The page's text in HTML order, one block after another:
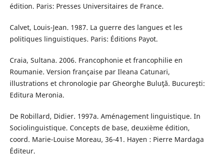
édition. Paris: Presses Universitaires de France.
Calvet, Louis-Jean. 1987. La guerre des langues et les
politiques linguistiques. Paris: Éditions Payot.
Craia, Sultana. 2006. Francophonie et francophilie en
Roumanie. Version française par Ileana Catunari,
illustrations et chronologie par Gheorghe Buluţă. Bucureşti:
Editura Meronia.
De Robillard, Didier. 1997a. Aménagement linguistique. In
Sociolinguistique. Concepts de base, deuxième édition,
coord. Marie-Louise Moreau, 36-41. Hayen : Pierre Mardaga
Éditeur.